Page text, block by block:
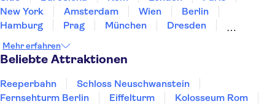
New York
Amsterdam Wien
Berlin
Hamburg
Prag München
Dresden
Heidelberg
Bremen
Mehr erfahren
Beliebte Attraktionen
Reeperbahn
Schloss Neuschwanstein
Fernsehturm Berlin
Eiffelturm
Kolosseum Rom